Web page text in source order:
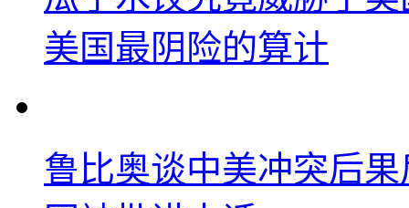
美国最阴险的算计
鲁比奥谈中美冲突后